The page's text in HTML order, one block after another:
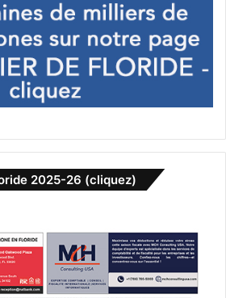
2025-26 (cliquez)